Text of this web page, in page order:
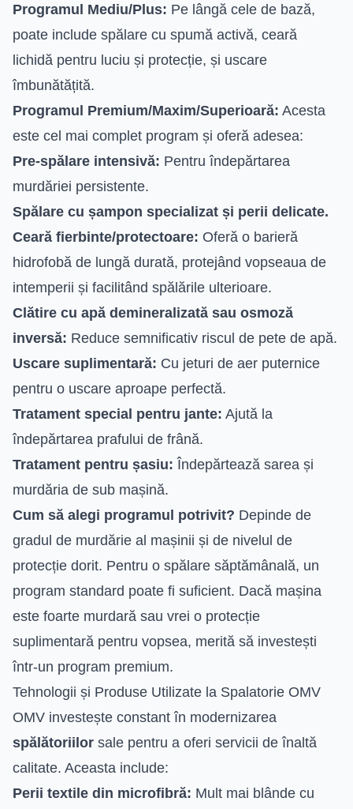
Programul Mediu/Plus: Pe lângă cele de bază,
poate include spălare cu spumă activă, ceară
lichidă pentru luciu și protecție, și uscare
îmbunătățită.
Programul Premium/Maxim/Superioară: Acesta
este cel mai complet program și oferă adesea:
Pre-spălare intensivă: Pentru îndepărtarea
murdăriei persistente.
Spălare cu șampon specializat și perii delicate.
Ceară fierbinte/protectoare: Oferă o barieră
hidrofobă de lungă durată, protejând vopseaua de
intemperii și facilitând spălările ulterioare.
Clătire cu apă demineralizată sau osmoză
inversă: Reduce semnificativ riscul de pete de apă.
Uscare suplimentară: Cu jeturi de aer puternice
pentru o uscare aproape perfectă.
Tratament special pentru jante: Ajută la
îndepărtarea prafului de frână.
Tratament pentru șasiu: Îndepărtează sarea și
murdăria de sub mașină.
Cum să alegi programul potrivit? Depinde de
gradul de murdărie al mașinii și de nivelul de
protecție dorit. Pentru o spălare săptămânală, un
program standard poate fi suficient. Dacă mașina
este foarte murdară sau vrei o protecție
suplimentară pentru vopsea, merită să investești
într-un program premium.
Tehnologii și Produse Utilizate la Spalatorie OMV
OMV investește constant în modernizarea
spălătoriilor sale pentru a oferi servicii de înaltă
calitate. Aceasta include:
Perii textile din microfibră: Mult mai blânde cu